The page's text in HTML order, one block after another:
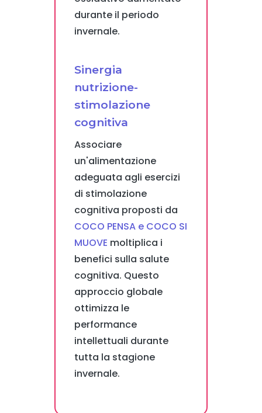
durante il periodo
invernale.
Sinergia
nutrizione-
stimolazione
cognitiva
Associare
un'alimentazione
adeguata agli esercizi
di stimolazione
cognitiva proposti da
COCO PENSA e COCO SI
MUOVE moltiplica i
benefici sulla salute
cognitiva. Questo
approccio globale
ottimizza le
performance
intellettuali durante
tutta la stagione
invernale.